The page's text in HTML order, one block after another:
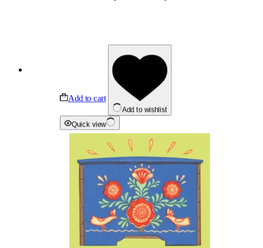
Add to cart
Add to wishlist
Quick view